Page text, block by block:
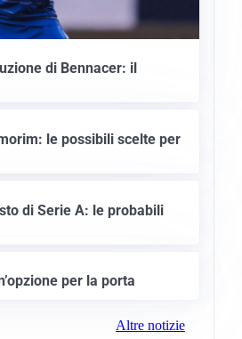
di Bennacer: il
le possibili scelte per
di Serie A: le probabili
per la porta
Altre notizie